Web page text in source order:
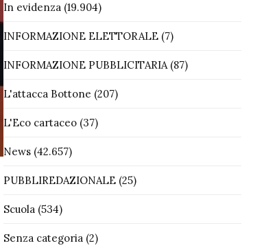
In evidenza(19.904)
INFORMAZIONE ELETTORALE(7)
INFORMAZIONE PUBBLICITARIA(87)
L'attacca Bottone (207)
L'Eco cartaceo(37)
News(42.657)
PUBBLIREDAZIONALE(25)
Scuola(534)
Senza categoria(2)